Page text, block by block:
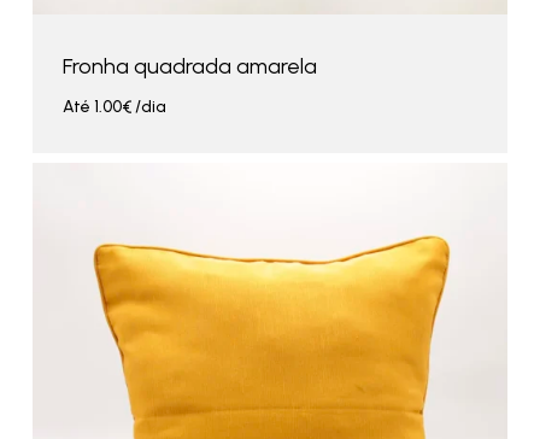
Fronha quadrada amarela
Até 1.00€/dia